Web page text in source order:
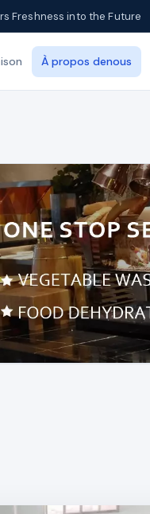
Freshness into the Future
À propos denous